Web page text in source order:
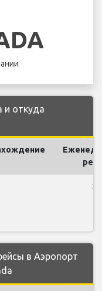
и откуда
28
в Аэропорт